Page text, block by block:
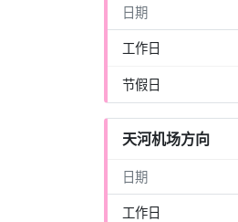
日期
工作日
节假日
天河机场方向
日期
工作日